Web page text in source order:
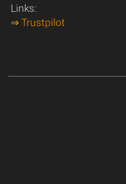
Links:
⇒ Trustpilot